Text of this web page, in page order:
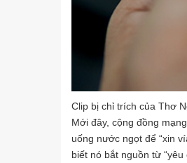
Clip bị chỉ trích của Thơ
Mới đây, cộng đồng
uống nước ngọt để “xin
biết nó bắt nguồn từ